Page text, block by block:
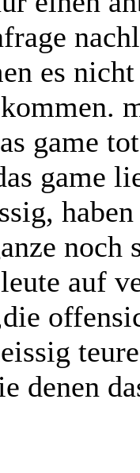
es
game
game
noch
auf
denen